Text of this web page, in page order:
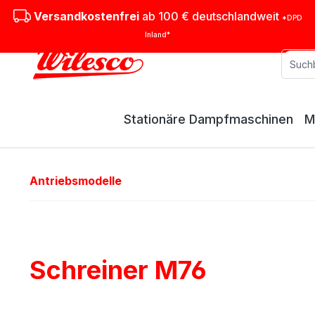
Hauptinhalt springen
Zur Suche springen
Zur Hauptnavigation springen
Versandkostenfreiab 100 € deutschlandweit *DPD
Inland*
Stationäre Dampfmaschinen
Antriebsmodelle
Schreiner M76